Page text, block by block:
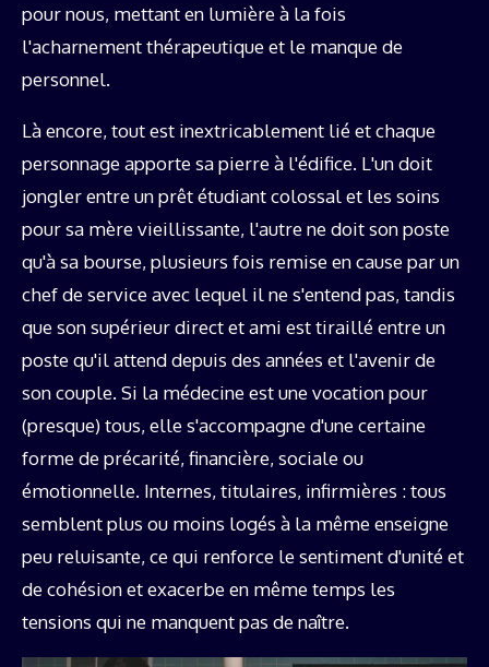
pour nous, mettant en lumière à la fois
l'acharnement thérapeutique et le manque de
personnel.
Là encore, tout est inextricablement lié et chaque
personnage apporte sa pierre à l'édifice. L'un doit
jongler entre un prêt étudiant colossal et les soins
pour sa mère vieillissante, l'autre ne doit son poste
qu'à sa bourse, plusieurs fois remise en cause par un
chef de service avec lequel il ne s'entend pas, tandis
que son supérieur direct et ami est tiraillé entre un
poste qu'il attend depuis des années et l'avenir de
son couple. Si la médecine est une vocation pour
(presque) tous, elle s'accompagne d'une certaine
forme de précarité, financière, sociale ou
émotionnelle. Internes, titulaires, infirmières : tous
semblent plus ou moins logés à la même enseigne
peu reluisante, ce qui renforce le sentiment d'unité et
de cohésion et exacerbe en même temps les
tensions qui ne manquent pas de naître.